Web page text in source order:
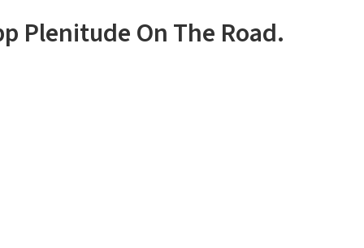
Plenitude On The Road.